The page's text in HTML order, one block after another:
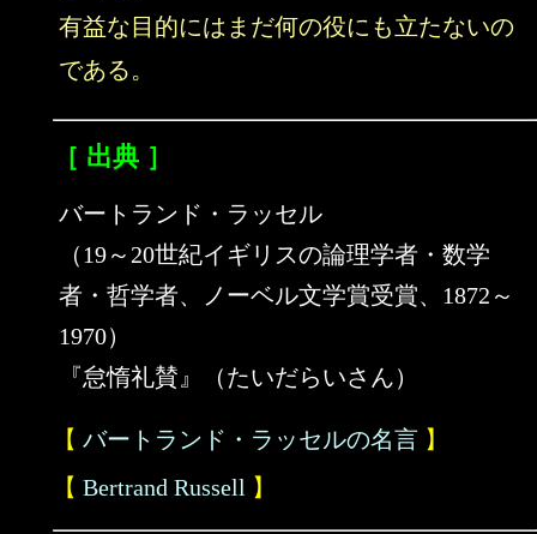
有益な目的にはまだ何の役にも立たないの
である。
［ 出典 ］
バートランド・ラッセル
（19～20世紀イギリスの論理学者・数学
者・哲学者、ノーベル文学賞受賞、1872～
1970）
『怠惰礼賛』（たいだらいさん）
【 バートランド・ラッセルの名言 】
【 Bertrand Russell 】